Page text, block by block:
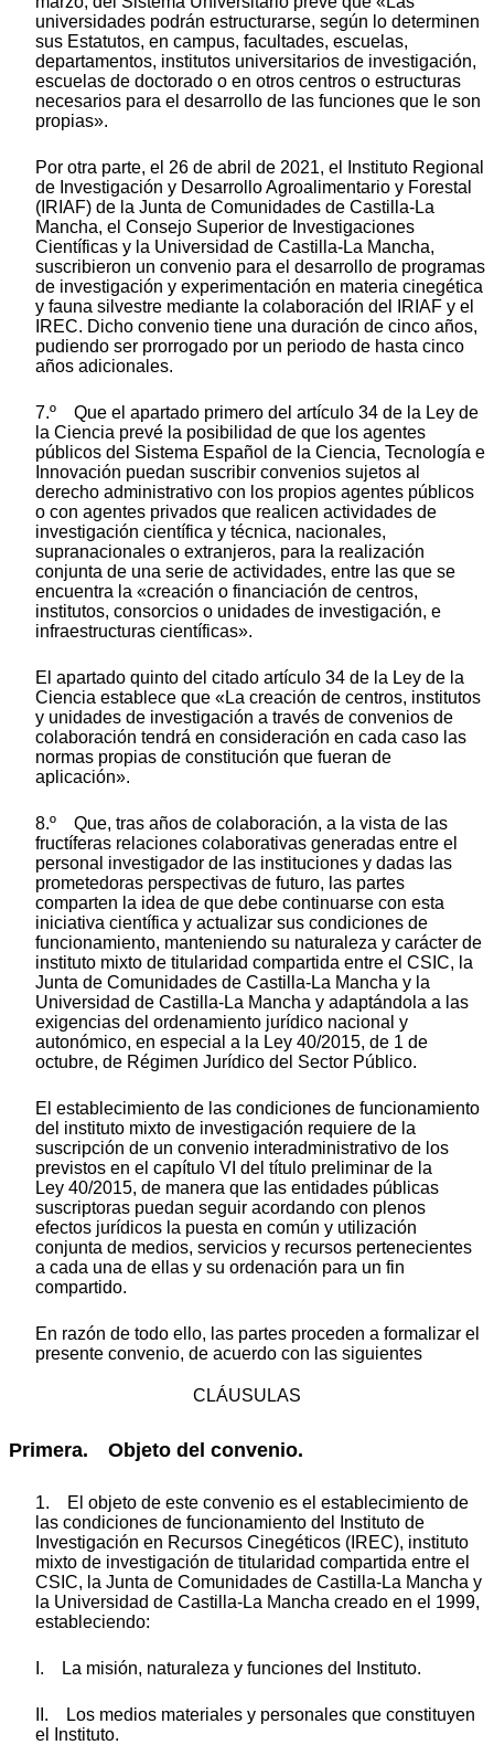
universidades podrán estructurarse, según lo determinen
sus Estatutos, en campus, facultades, escuelas,
departamentos, institutos universitarios de investigación,
escuelas de doctorado o en otros centros o estructuras
necesarios para el desarrollo de las funciones que le son
propias».
Por otra parte, el 26 de abril de 2021, el Instituto Regional
de Investigación y Desarrollo Agroalimentario y Forestal
(IRIAF) de la Junta de Comunidades de Castilla-La
Mancha, el Consejo Superior de Investigaciones
Científicas y la Universidad de Castilla-La Mancha,
suscribieron un convenio para el desarrollo de programas
de investigación y experimentación en materia cinegética
y fauna silvestre mediante la colaboración del IRIAF y el
IREC. Dicho convenio tiene una duración de cinco años,
pudiendo ser prorrogado por un periodo de hasta cinco
años adicionales.
7.º Que el apartado primero del artículo 34 de la Ley de
la Ciencia prevé la posibilidad de que los agentes
públicos del Sistema Español de la Ciencia, Tecnología e
Innovación puedan suscribir convenios sujetos al
derecho administrativo con los propios agentes públicos
o con agentes privados que realicen actividades de
investigación científica y técnica, nacionales,
supranacionales o extranjeros, para la realización
conjunta de una serie de actividades, entre las que se
encuentra la «creación o financiación de centros,
institutos, consorcios o unidades de investigación, e
infraestructuras científicas».
El apartado quinto del citado artículo 34 de la Ley de la
Ciencia establece que «La creación de centros, institutos
y unidades de investigación a través de convenios de
colaboración tendrá en consideración en cada caso las
normas propias de constitución que fueran de
aplicación».
8.º Que, tras años de colaboración, a la vista de las
fructíferas relaciones colaborativas generadas entre el
personal investigador de las instituciones y dadas las
prometedoras perspectivas de futuro, las partes
comparten la idea de que debe continuarse con esta
iniciativa científica y actualizar sus condiciones de
funcionamiento, manteniendo su naturaleza y carácter de
instituto mixto de titularidad compartida entre el CSIC, la
Junta de Comunidades de Castilla-La Mancha y la
Universidad de Castilla-La Mancha y adaptándola a las
exigencias del ordenamiento jurídico nacional y
autonómico, en especial a la Ley 40/2015, de 1 de
octubre, de Régimen Jurídico del Sector Público.
El establecimiento de las condiciones de funcionamiento
del instituto mixto de investigación requiere de la
suscripción de un convenio interadministrativo de los
previstos en el capítulo VI del título preliminar de la
Ley 40/2015, de manera que las entidades públicas
suscriptoras puedan seguir acordando con plenos
efectos jurídicos la puesta en común y utilización
conjunta de medios, servicios y recursos pertenecientes
a cada una de ellas y su ordenación para un fin
compartido.
En razón de todo ello, las partes proceden a formalizar el
presente convenio, de acuerdo con las siguientes
CLÁUSULAS
Primera. Objeto del convenio.
1. El objeto de este convenio es el establecimiento de
las condiciones de funcionamiento del Instituto de
Investigación en Recursos Cinegéticos (IREC), instituto
mixto de investigación de titularidad compartida entre el
CSIC, la Junta de Comunidades de Castilla-La Mancha y
la Universidad de Castilla-La Mancha creado en el 1999,
estableciendo:
I. La misión, naturaleza y funciones del Instituto.
II. Los medios materiales y personales que constituyen
el Instituto.